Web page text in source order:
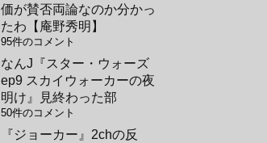
価が賛否両論なのか分かっ
たわ【庵野秀明】
95件のコメント
なんJ『スター・ウォーズ
ep9 スカイウォーカーの夜
明け』見終わった部
50件のコメント
『ジョーカー』2chの反